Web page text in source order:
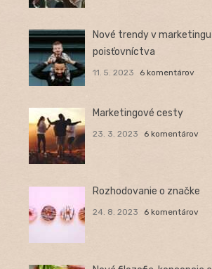
Nové trendy v marketingu
poisťovníctva
11. 5. 2023 6 komentárov
Marketingové cesty
23. 3. 2023 6 komentárov
Rozhodovanie o značke
24. 8. 2023 6 komentárov